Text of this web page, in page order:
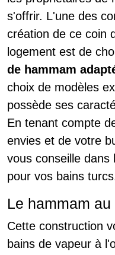
s'offrir. L'une des
création de ce coin
logement est de
de hammam
choix de modèles
possède ses
En tenant compte
envies et de votre
vous conseille dans
pour vos bains
Le hammam
Cette construction
bains de vapeur à